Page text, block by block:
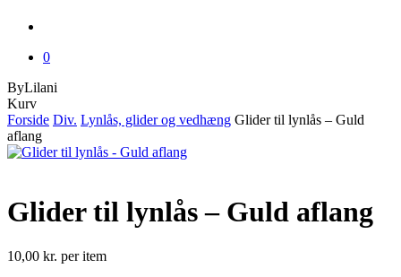
0
ByLilani
KurvClose
Cart
Forside Div. Lynlås, glider og vedhæng Glider til lynlås – Guld
aflang
Glider til lynlås – Guld aflang
10,00 kr. per item